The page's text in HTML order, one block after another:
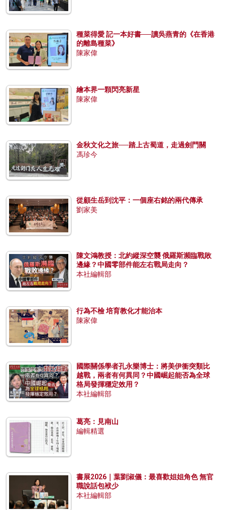
種菜得愛 記一本好書──讀吳燕青的《在香港
的離島種菜》
陳家偉
繪本界一顆閃亮新星
陳家偉
金秋文化之旅──踏上古蜀道，走過劍門關
馮珍今
從顧生岳到沈平：一個座右銘的兩代傳承
劉家美
陳文鴻教授：北約縱深空襲 俄羅斯瀕臨戰敗
邊緣？中國零部件能左右戰局走向？
本社編輯部
行為不檢 培育教化才能治本
陳家偉
國際關係學者孔永樂博士：將美伊衝突類比
越戰，兩者有何異同？中國崛起能否為全球
格局發揮穩定效用？
本社編輯部
葛亮：見南山
編輯精選
書展2026｜葉劉淑儀：最喜歡姐姐角色 無官
職說話包袱少
本社編輯部